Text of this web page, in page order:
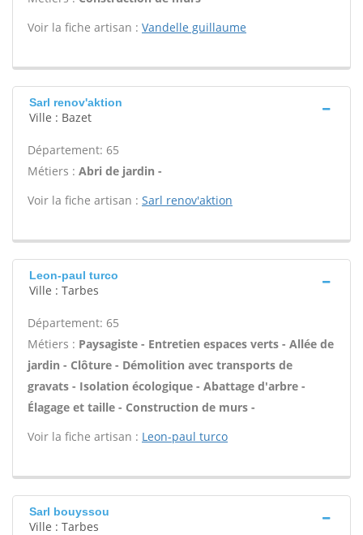
Voir la fiche artisan : Vandelle guillaume
Sarl renov'aktion
Ville : Bazet
Département: 65
Métiers : Abri de jardin -
Voir la fiche artisan : Sarl renov'aktion
Leon-paul turco
Ville : Tarbes
Département: 65
Métiers : Paysagiste - Entretien espaces verts - Allée de
jardin - Clôture - Démolition avec transports de
gravats - Isolation écologique - Abattage d'arbre -
Élagage et taille - Construction de murs -
Voir la fiche artisan : Leon-paul turco
Sarl bouyssou
Ville : Tarbes